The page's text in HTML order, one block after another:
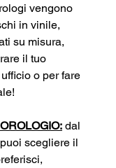
vengono
in vinile,
su misura,
il tuo
o per fare
dal
scegliere il